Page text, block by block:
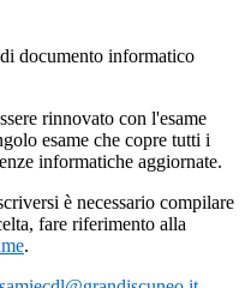
documento informatico
rinnovato con l'esame
esame che copre tutti i
informatiche aggiornate.
è necessario compilare
fare riferimento alla
.